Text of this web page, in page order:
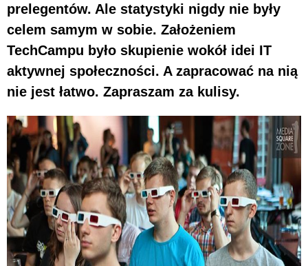
prelegentów. Ale statystyki nigdy nie były
celem samym w sobie. Założeniem
TechCampu było skupienie wokół idei IT
aktywnej społeczności. A zapracować na nią
nie jest łatwo. Zapraszam za kulisy.